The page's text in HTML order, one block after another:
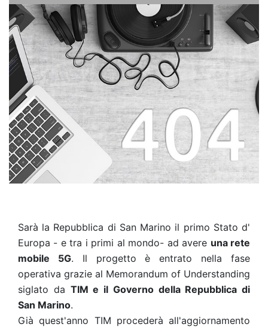
Sarà la Repubblica di San Marino il primo Stato d'
Europa - e tra i primi al mondo- ad avere una rete
mobile 5G. Il progetto è entrato nella fase
operativa grazie al Memorandum of Understanding
siglato da TIM e il Governo della Repubblica di
San Marino.
Già quest'anno TIM procederà all'aggiornamento